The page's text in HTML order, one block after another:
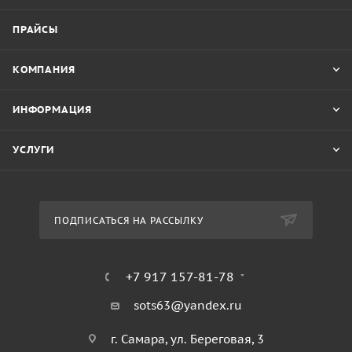
ПРАЙСЫ
КОМПАНИЯ
ИНФОРМАЦИЯ
УСЛУГИ
ПОДПИСАТЬСЯ НА РАССЫЛКУ
+7 917 157-81-78
sots63@yandex.ru
г. Самара, ул. Береговая, 3